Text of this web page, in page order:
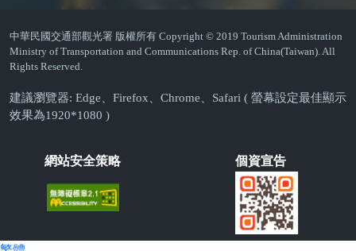
中華民國交通部觀光署 版權所有 Copyright © 2019 Tourism Administration
Ministry of Transportation and Communications Rep. of China(Taiwan). All
Rights Reserved.
建議瀏覽器: Edge、Firefox、Chrome、Safari ( 螢幕設定最佳顯示
效果為1920*1080 )
網站安全策略 個資宣告